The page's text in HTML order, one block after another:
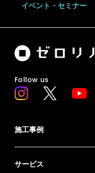
イベント・ セミナー
Follow us
施工事例
サービス